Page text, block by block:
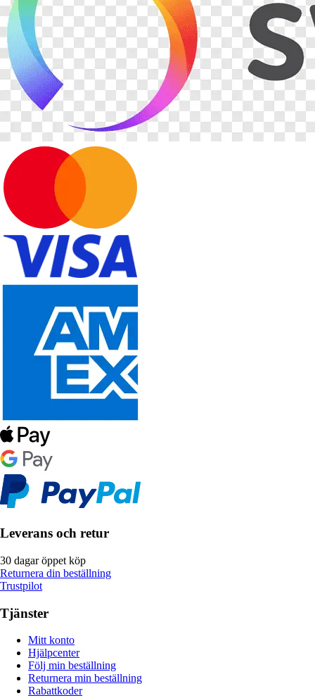
Leverans och retur
30 dagar öppet köp
Returnera din beställning
Trustpilot
Tjänster
Mitt konto
Hjälpcenter
Följ min beställning
Returnera min beställning
Rabattkoder